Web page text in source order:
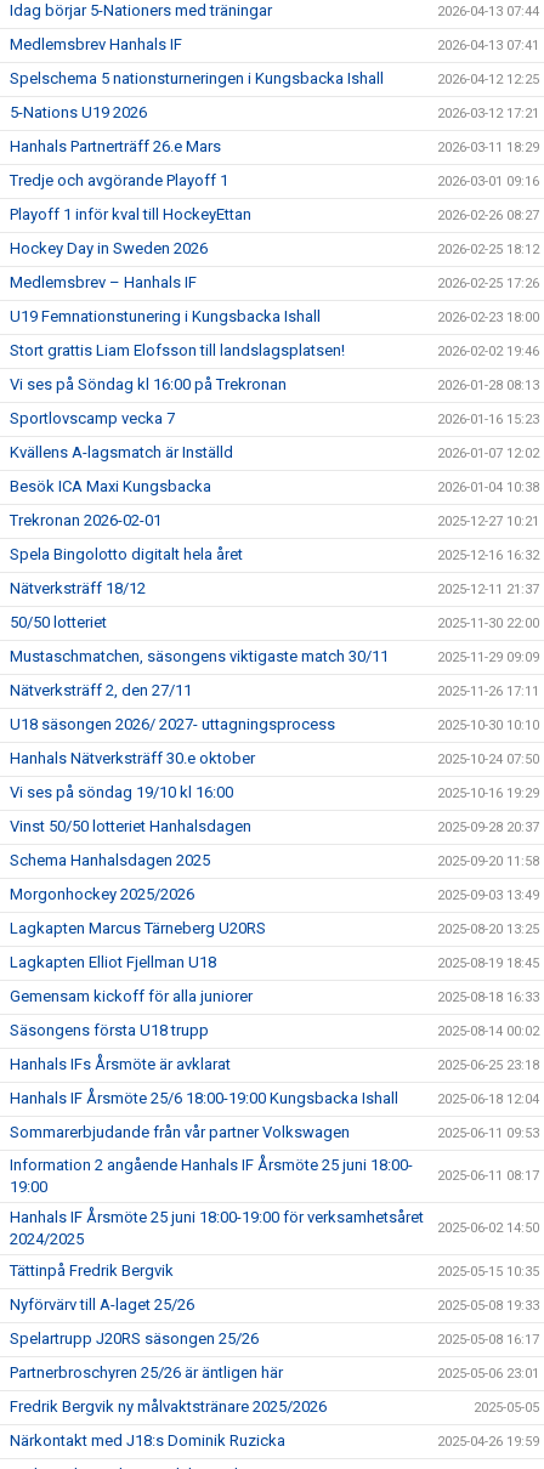
Idag börjar 5-Nationers med träningar 2026-04-13 07:44
Medlemsbrev Hanhals IF 2026-04-13 07:41
Spelschema 5 nationsturneringen i Kungsbacka Ishall 2026-04-12 12:25
5-Nations U19 2026 2026-03-12 17:21
Hanhals Partnerträff 26.e Mars 2026-03-11 18:29
Tredje och avgörande Playoff 1 2026-03-01 09:16
Playoff 1 inför kval till HockeyEttan 2026-02-26 08:27
Hockey Day in Sweden 2026 2026-02-25 18:12
Medlemsbrev – Hanhals IF 2026-02-25 17:26
U19 Femnationstunering i Kungsbacka Ishall 2026-02-23 18:00
Stort grattis Liam Elofsson till landslagsplatsen! 2026-02-02 19:46
Vi ses på Söndag kl 16:00 på Trekronan 2026-01-28 08:13
Sportlovscamp vecka 7 2026-01-16 15:23
Kvällens A-lagsmatch är Inställd 2026-01-07 12:02
Besök ICA Maxi Kungsbacka 2026-01-04 10:38
Trekronan 2026-02-01 2025-12-27 10:21
Spela Bingolotto digitalt hela året 2025-12-16 16:32
Nätverksträff 18/12 2025-12-11 21:37
50/50 lotteriet 2025-11-30 22:00
Mustaschmatchen, säsongens viktigaste match 30/11 2025-11-29 09:09
Nätverksträff 2, den 27/11 2025-11-26 17:11
U18 säsongen 2026/ 2027- uttagningsprocess 2025-10-30 10:10
Hanhals Nätverksträff 30.e oktober 2025-10-24 07:50
Vi ses på söndag 19/10 kl 16:00 2025-10-16 19:29
Vinst 50/50 lotteriet Hanhalsdagen 2025-09-28 20:37
Schema Hanhalsdagen 2025 2025-09-20 11:58
Morgonhockey 2025/2026 2025-09-03 13:49
Lagkapten Marcus Tärneberg U20RS 2025-08-20 13:25
Lagkapten Elliot Fjellman U18 2025-08-19 18:45
Gemensam kickoff för alla juniorer 2025-08-18 16:33
Säsongens första U18 trupp 2025-08-14 00:02
Hanhals IFs Årsmöte är avklarat 2025-06-25 23:18
Hanhals IF Årsmöte 25/6 18:00-19:00 Kungsbacka Ishall 2025-06-18 12:04
Sommarerbjudande från vår partner Volkswagen 2025-06-11 09:53
Information 2 angående Hanhals IF Årsmöte 25 juni 18:00-
19:00
2025-06-11 08:17
Hanhals IF Årsmöte 25 juni 18:00-19:00 för verksamhetsåret
2024/2025
2025-06-02 14:50
Tättinpå Fredrik Bergvik 2025-05-15 10:35
Nyförvärv till A-laget 25/26 2025-05-08 19:33
Spelartrupp J20RS säsongen 25/26 2025-05-08 16:17
Partnerbroschyren 25/26 är äntligen här 2025-05-06 23:01
Fredrik Bergvik ny målvaktstränare 2025/2026 2025-05-05
Närkontakt med J18:s Dominik Ruzicka 2025-04-26 19:59